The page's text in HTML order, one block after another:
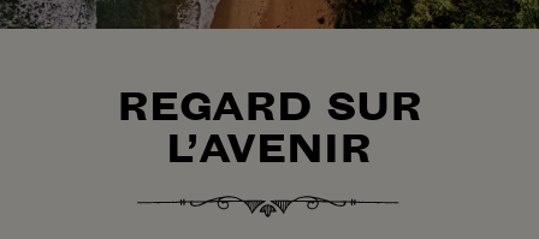
REGARD SUR
L’AVENIR